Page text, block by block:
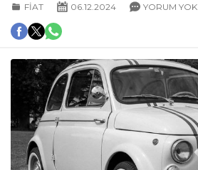
FIAT 06.12.2024 YORUM YOK